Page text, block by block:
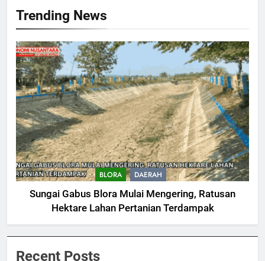
Trending News
BLORA DAERAH
Sungai Gabus Blora Mulai Mengering, Ratusan
Hektare Lahan Pertanian Terdampak
Recent Posts